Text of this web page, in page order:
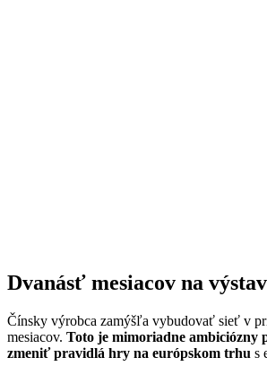
Dvanásť mesiacov na
Čínsky výrobca zamýšľa vybudovať sieť v
mesiacov. Toto je mimoriadne ambiciózny
zmeniť pravidlá hry na európskom trhu s